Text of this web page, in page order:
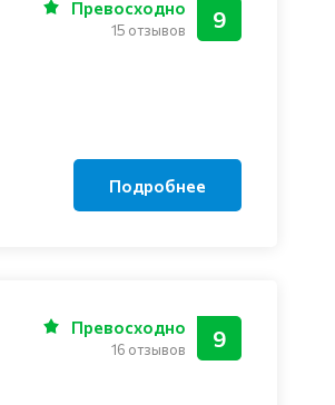
9
Превосходно
15 отзывов
Подробнее
9
Превосходно
16 отзывов